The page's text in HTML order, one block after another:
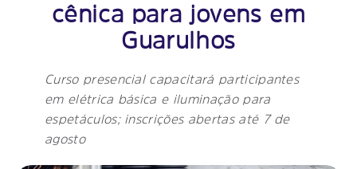
cênica para jovens em
Guarulhos
Curso presencial capacitará participantes
em elétrica básica e iluminação para
espetáculos; inscrições abertas até 7 de
agosto